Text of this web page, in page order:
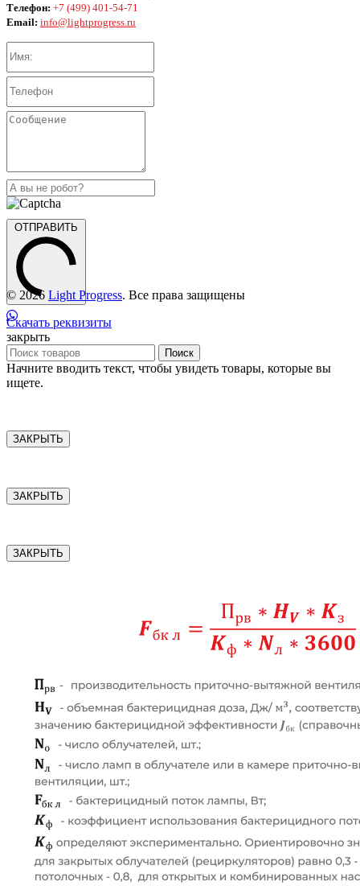
Телефон: +7 (499) 401-54-71
Email: info@lightprogress.ru
ОТПРАВИТЬ
© 2026 Light Progress. Все права защищены
Скачать реквизиты
закрыть
Поиск
Начните вводить текст, чтобы увидеть товары, которые вы
ищете.
ЗАКРЫТЬ
ЗАКРЫТЬ
ЗАКРЫТЬ